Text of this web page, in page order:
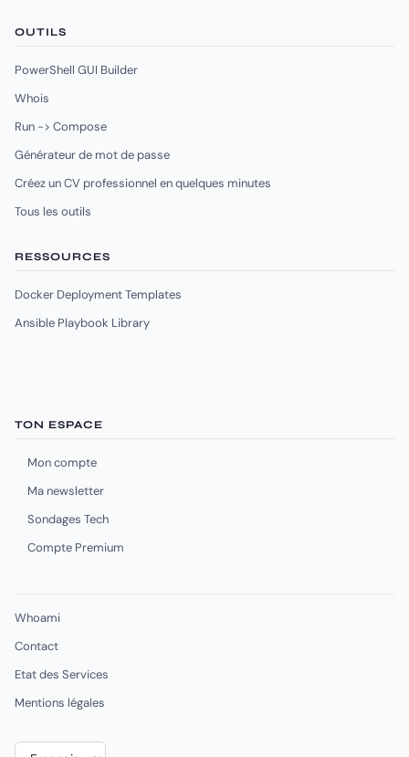
OUTILS
PowerShell GUI Builder
Whois
Run -> Compose
Générateur de mot de passe
Créez un CV professionnel en quelques minutes
Tous les outils
RESSOURCES
Docker Deployment Templates
Ansible Playbook Library
TON ESPACE
Mon compte
Ma newsletter
Sondages Tech
Compte Premium
Whoami
Contact
Etat des Services
Mentions légales
Choisir